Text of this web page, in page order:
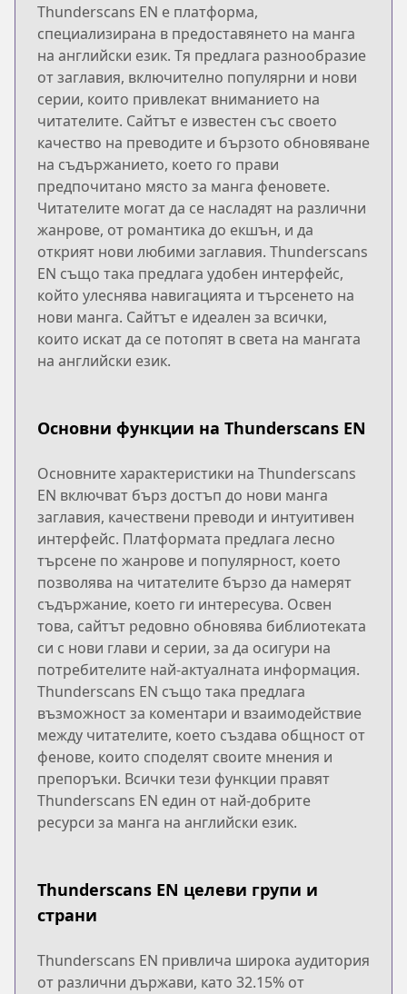
Thunderscans EN е платформа,
специализирана в предоставянето на манга
на английски език. Тя предлага разнообразие
от заглавия, включително популярни и нови
серии, които привлекат вниманието на
читателите. Сайтът е известен със своето
качество на преводите и бързото обновяване
на съдържанието, което го прави
предпочитано място за манга феновете.
Читателите могат да се насладят на различни
жанрове, от романтика до екшън, и да
открият нови любими заглавия. Thunderscans
EN също така предлага удобен интерфейс,
който улеснява навигацията и търсенето на
нови манга. Сайтът е идеален за всички,
които искат да се потопят в света на мангата
на английски език.
Основни функции на Thunderscans EN
Основните характеристики на Thunderscans
EN включват бърз достъп до нови манга
заглавия, качествени преводи и интуитивен
интерфейс. Платформата предлага лесно
търсене по жанрове и популярност, което
позволява на читателите бързо да намерят
съдържание, което ги интересува. Освен
това, сайтът редовно обновява библиотеката
си с нови глави и серии, за да осигури на
потребителите най-актуалната информация.
Thunderscans EN също така предлага
възможност за коментари и взаимодействие
между читателите, което създава общност от
фенове, които споделят своите мнения и
препоръки. Всички тези функции правят
Thunderscans EN един от най-добрите
ресурси за манга на английски език.
Thunderscans EN целеви групи и
страни
Thunderscans EN привлича широка аудитория
от различни държави, като 32.15% от